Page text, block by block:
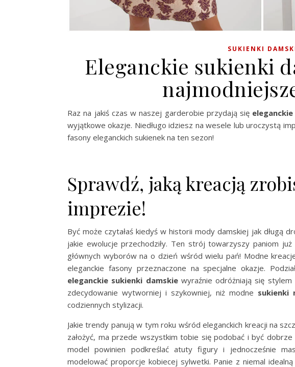
SUKIENKI
Eleganckie sukienki
Raz na jakiś czas w naszej garderobie przydają się
wyjątkowe okazje. Niedługo idziesz na wesele lub uroczystą
fasony eleganckich sukienek na ten sezon!
Sprawdź, jaką kreacją
imprezie!
Być może czytałaś kiedyś w historii mody damskiej jak długą
jakie ewolucje przechodziły. Ten strój towarzyszy paniom
głównych wyborów na o dzień wśród wielu pań! Modne
eleganckie fasony przeznaczone na specjalne okazje.
eleganckie sukienki damskiewyraźnie odróżniają się stylem
zdecydowanie wytworniej i szykowniej, niż modne sukienki
codziennych stylizacji.
Jakie trendy panują w tym roku wśród eleganckich kreacji na
założyć, ma przede wszystkim tobie się podobać i być
model powinien podkreślać atuty figury i jednocześnie
modelować proporcje kobiecej sylwetki. Panie z niemal